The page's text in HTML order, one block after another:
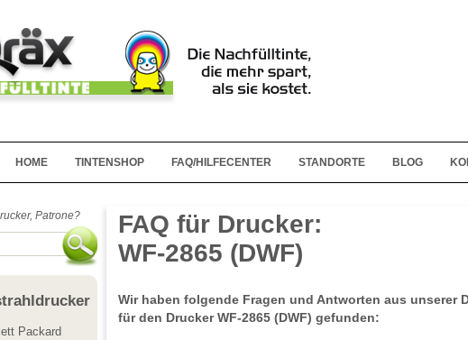
HOME TINTENSHOP FAQ/HILFECENTER STANDORTE BLOG
Patrone?
Packard
FAQ für Drucker:
WF-2865 (DWF)
Wir haben folgende Fragen und Antworten aus unserer
für den Drucker WF-2865 (DWF) gefunden: